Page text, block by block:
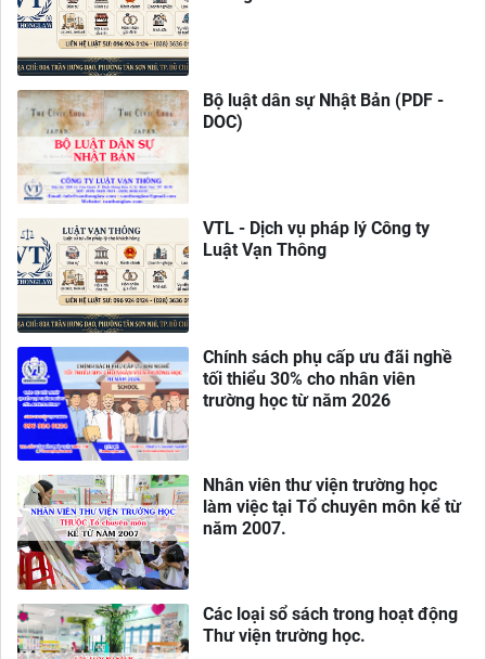
Bộ luật dân sự Nhật Bản (PDF -
DOC)
VTL - Dịch vụ pháp lý Công ty
Luật Vạn Thông
Chính sách phụ cấp ưu đãi nghề
tối thiểu 30% cho nhân viên
trường học từ năm 2026
Nhân viên thư viện trường học
làm việc tại Tổ chuyên môn kể từ
năm 2007.
Các loại sổ sách trong hoạt động
Thư viện trường học.